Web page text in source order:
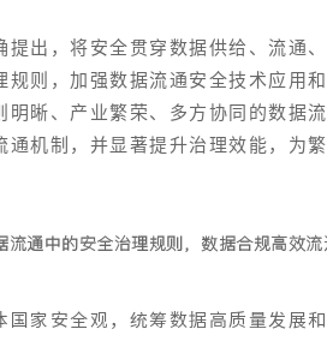
提出，将安全贯穿数据供给、流通
规则，加强数据流通安全技术应用
明晰、产业繁荣、多方协同的数据流
通机制，并显著提升治理效能，为
流通中的安全治理规则，数据合规高效
国家安全观，统筹数据高质量发展